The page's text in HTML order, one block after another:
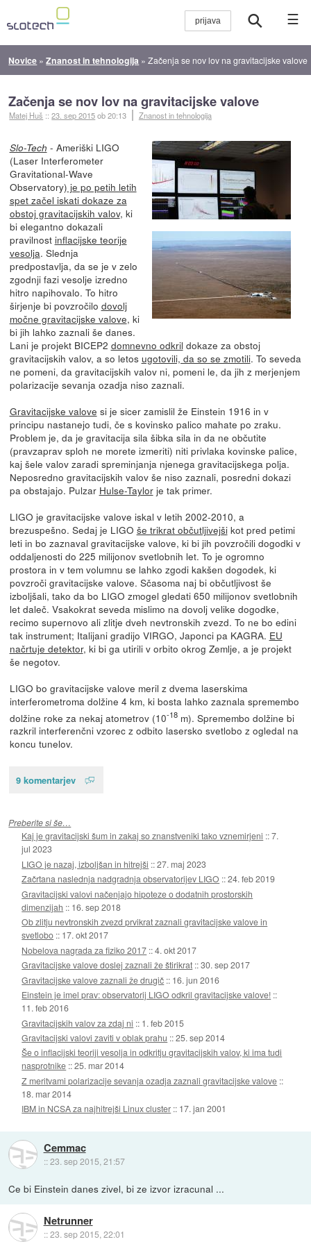
☰
Novice »Znanost in tehnologija »Začenja se nov lov na gravitacijske valove
Začenja se nov lov na gravitacijske valove
Matej Huš ::23. sep 2015ob 20:13 Znanost in tehnologija
Slo-Tech - Ameriški LIGO
(Laser Interferometer
Gravitational-Wave
Observatory) je po petih letih
spet začel iskati dokaze za
obstoj gravitacijskih valov, ki
bi elegantno dokazali
pravilnost inflacijske teorije
vesolja. Slednja
predpostavlja, da se je v zelo
zgodnji fazi vesolje izredno
hitro napihovalo. To hitro
širjenje bi povzročilo dovolj
močne gravitacijske valove, ki
bi jih lahko zaznali še danes.
Lani je projekt BICEP2 domnevno odkril dokaze za obstoj
gravitacijskih valov, a so letos ugotovili, da so se zmotili. To seveda
ne pomeni, da gravitacijskih valov ni, pomeni le, da jih z merjenjem
polarizacije sevanja ozadja niso zaznali.
Gravitacijske valove si je sicer zamislil že Einstein 1916 in v
principu nastanejo tudi, če s kovinsko palico mahate po zraku.
Problem je, da je gravitacija sila šibka sila in da ne občutite
(pravzaprav sploh ne morete izmeriti) niti privlaka kovinske palice,
kaj šele valov zaradi spreminjanja njenega gravitacijskega polja.
Neposredno gravitacijskih valov še niso zaznali, posredni dokazi
pa obstajajo. Pulzar Hulse-Taylorje tak primer.
LIGO je gravitacijske valove iskal v letih 2002-2010, a
brezuspešno. Sedaj je LIGO še trikrat občutljivejšikot pred petimi
leti in bo zaznaval gravitacijske valove, ki bi jih povzročili dogodki v
oddaljenosti do 225 milijonov svetlobnih let. To je ogromno
prostora in v tem volumnu se lahko zgodi kakšen dogodek, ki
povzroči gravitacijske valove. Sčasoma naj bi občutljivost še
izboljšali, tako da bo LIGO zmogel gledati 650 milijonov svetlobnih
let daleč. Vsakokrat seveda mislimo na dovolj velike dogodke,
recimo supernovo ali zlitje dveh nevtronskih zvezd. To ne bo edini
tak instrument; Italijani gradijo VIRGO, Japonci pa KAGRA. EU
načrtuje detektor, ki bi ga utirili v orbito okrog Zemlje, a je projekt
še negotov.
LIGO bo gravitacijske valove meril z dvema laserskima
interferometroma dolžine 4 km, ki bosta lahko zaznala spremembo
dolžine roke za nekaj atometrov (10-18m). Spremembo dolžine bi
razkril interferenčni vzorec z odbito lasersko svetlobo z ogledal na
koncu tunelov.
9 komentarjev
Preberite si še…
Kaj je gravitacijski šum in zakaj so znanstveniki tako vznemirjeni ::7.
jul 2023
LIGO je nazaj, izboljšan in hitrejši ::27. maj 2023
Začrtana naslednja nadgradnja observatorijev LIGO ::24. feb 2019
Gravitacijski valovi načenjajo hipoteze o dodatnih prostorskih
dimenzijah :: 16. sep 2018
Ob zlitju nevtronskih zvezd prvikrat zaznali gravitacijske valove in
svetlobo :: 17. okt 2017
Nobelova nagrada za fiziko 2017 ::4. okt 2017
Gravitacijske valove doslej zaznali že štirikrat ::30. sep 2017
Gravitacijske valove zaznali že drugič :: 16. jun 2016
Einstein je imel prav: observatorij LIGO odkril gravitacijske valove! ::
11. feb 2016
Gravitacijskih valov za zdaj ni :: 1. feb 2015
Gravitacijski valovi zaviti v oblak prahu ::25. sep 2014
Še o inflacijski teoriji vesolja in odkritju gravitacijskih valov, ki ima tudi
nasprotnike ::25. mar 2014
Z meritvami polarizacije sevanja ozadja zaznali gravitacijske valove ::
18. mar 2014
IBM in NCSA za najhitrejši Linux cluster :: 17. jan 2001
Cemmac
::23. sep 2015, 21:57
Ce bi Einstein danes zivel, bi ze izvor izracunal ...
Netrunner
::23. sep 2015, 22:01